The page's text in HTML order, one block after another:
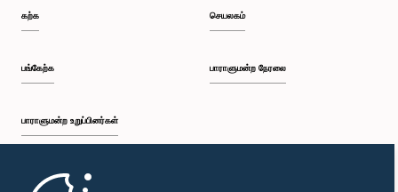
கற்க
பங்கேற்க
பாராளுமன்ற உறுப்பினர்கள்
முதற்பக்கம்
செயலகம்
பாராளுமன்ற நேரலை